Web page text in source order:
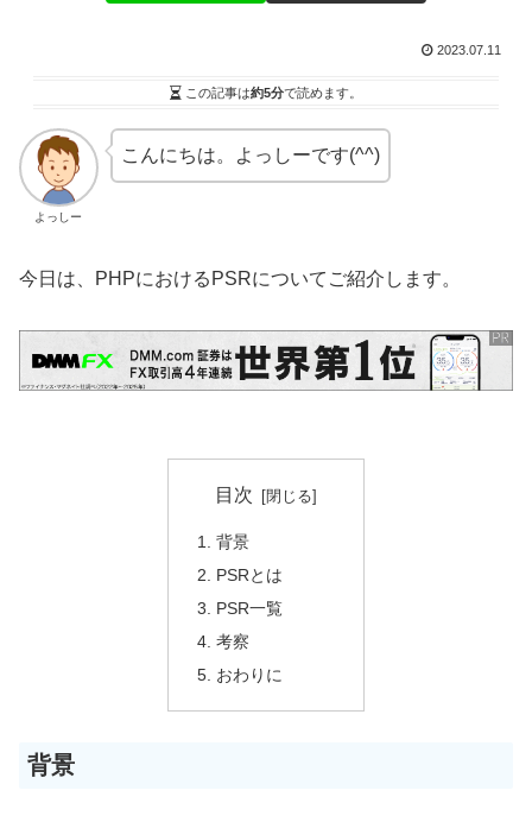
2023.07.11
この記事は約5分で読めます。
よっしー
こんにちは。よっしーです(^^)
今日は、PHPにおけるPSRについてご紹介します。
目次
背景
PSRとは
PSR一覧
考察
おわりに
背景